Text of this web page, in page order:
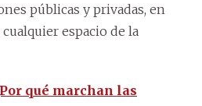
públicas y privadas, en
espacio de la
qué marchan las